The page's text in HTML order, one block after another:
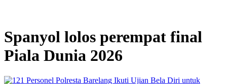
Spanyol lolos perempat final
Piala Dunia 2026